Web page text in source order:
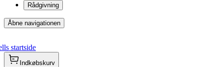
Rådgivning
Åbne navigationen
startside
Indkøbskurv